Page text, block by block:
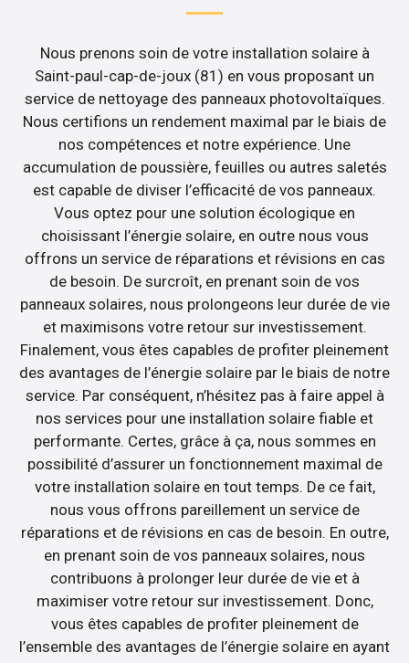
Nous prenons soin de votre installation solaire à
Saint-paul-cap-de-joux (81) en vous proposant un
service de nettoyage des panneaux photovoltaïques.
Nous certifions un rendement maximal par le biais de
nos compétences et notre expérience. Une
accumulation de poussière, feuilles ou autres saletés
est capable de diviser l’efficacité de vos panneaux.
Vous optez pour une solution écologique en
choisissant l’énergie solaire, en outre nous vous
offrons un service de réparations et révisions en cas
de besoin. De surcroît, en prenant soin de vos
panneaux solaires, nous prolongeons leur durée de vie
et maximisons votre retour sur investissement.
Finalement, vous êtes capables de profiter pleinement
des avantages de l’énergie solaire par le biais de notre
service. Par conséquent, n’hésitez pas à faire appel à
nos services pour une installation solaire fiable et
performante. Certes, grâce à ça, nous sommes en
possibilité d’assurer un fonctionnement maximal de
votre installation solaire en tout temps. De ce fait,
nous vous offrons pareillement un service de
réparations et de révisions en cas de besoin. En outre,
en prenant soin de vos panneaux solaires, nous
contribuons à prolonger leur durée de vie et à
maximiser votre retour sur investissement. Donc,
vous êtes capables de profiter pleinement de
l’ensemble des avantages de l’énergie solaire en ayant